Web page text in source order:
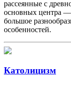
рассеянные с
основных центра
большое
особенностей.
Католицизм